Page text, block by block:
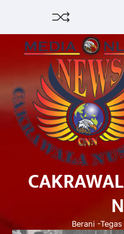
content
Berani -